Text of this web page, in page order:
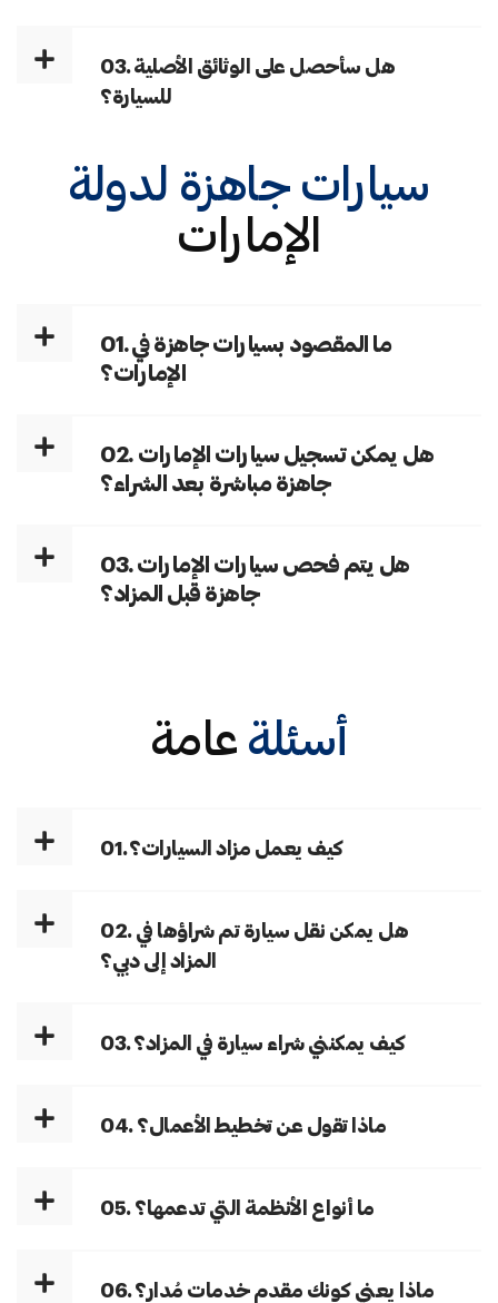
03. هل سأحصل على الوثائق الأصلية
للسيارة؟
سيارات جاهزة لدولة
الإمارات
01. ما المقصود بسيارات جاهزة في
الإمارات؟
02. هل يمكن تسجيل سيارات الإمارات
جاهزة مباشرة بعد الشراء؟
03. هل يتم فحص سيارات الإمارات
جاهزة قبل المزاد؟
أسئلة عامة
01. كيف يعمل مزاد السيارات؟
02. هل يمكن نقل سيارة تم شراؤها في
المزاد إلى دبي؟
03. كيف يمكنني شراء سيارة في المزاد؟
04. ماذا تقول عن تخطيط الأعمال؟
05. ما أنواع الأنظمة التي تدعمها؟
06. ماذا يعني كونك مقدم خدمات مُدار؟